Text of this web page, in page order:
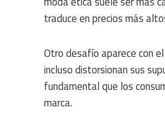
traduce en precios más
Otro desafío aparece con
incluso distorsionan sus
fundamental que los
marca.